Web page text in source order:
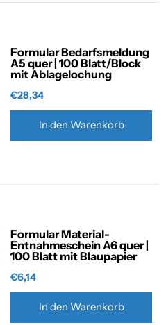
Formular Bedarfsmeldung
A5 quer | 100 Blatt/Block
mit Ablagelochung
€28,34
In den Warenkorb
Formular Material-
Entnahmeschein A6 quer |
100 Blatt mit Blaupapier
€6,14
In den Warenkorb